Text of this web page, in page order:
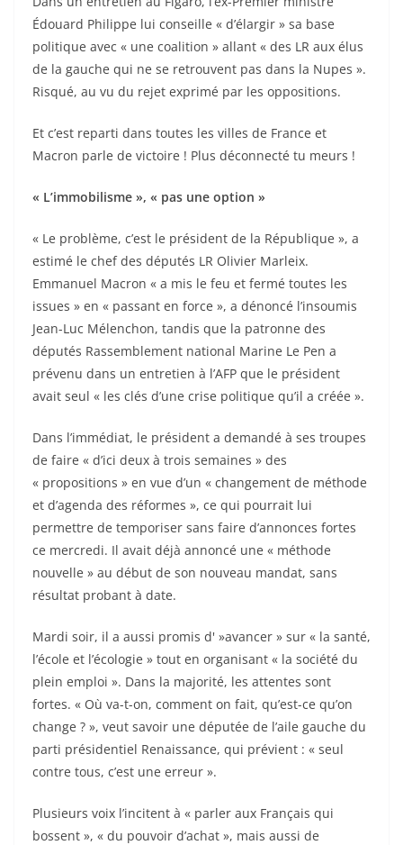
Édouard Philippe lui conseille « d’élargir » sa base
politique avec « une coalition » allant « des LR aux élus
de la gauche qui ne se retrouvent pas dans la Nupes ».
Risqué, au vu du rejet exprimé par les oppositions.
Et c’est reparti dans toutes les villes de France et
Macron parle de victoire ! Plus déconnecté tu meurs !
« L’immobilisme », « pas une option »
« Le problème, c’est le président de la République », a
estimé le chef des députés LR Olivier Marleix.
Emmanuel Macron « a mis le feu et fermé toutes les
issues » en « passant en force », a dénoncé l’insoumis
Jean-Luc Mélenchon, tandis que la patronne des
députés Rassemblement national Marine Le Pen a
prévenu dans un entretien à l’AFP que le président
avait seul « les clés d’une crise politique qu’il a créée ».
Dans l’immédiat, le président a demandé à ses troupes
de faire « d’ici deux à trois semaines » des
« propositions » en vue d’un « changement de méthode
et d’agenda des réformes », ce qui pourrait lui
permettre de temporiser sans faire d’annonces fortes
ce mercredi. Il avait déjà annoncé une « méthode
nouvelle » au début de son nouveau mandat, sans
résultat probant à date.
Mardi soir, il a aussi promis d' »avancer » sur « la santé,
l’école et l’écologie » tout en organisant « la société du
plein emploi ». Dans la majorité, les attentes sont
fortes. « Où va-t-on, comment on fait, qu’est-ce qu’on
change ? », veut savoir une députée de l’aile gauche du
parti présidentiel Renaissance, qui prévient : « seul
contre tous, c’est une erreur ».
Plusieurs voix l’incitent à « parler aux Français qui
bossent », « du pouvoir d’achat », mais aussi de